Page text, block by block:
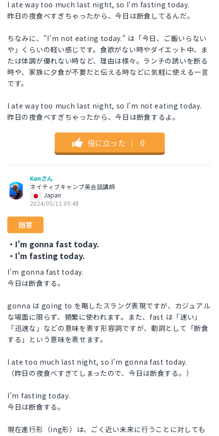
I ate way too much last night, so I'm fasting today.
昨日の夜食べすぎちゃったから、今日は断食してるんだ。
ちなみに、"I'm not eating today." は「今日、ご飯いらない
や」くらいの軽い感じです。食欲がない時やダイエット中、ま
たは体調が優れない時など、理由は様々。ランチの誘いを断る
時や、家族に夕食が不要だと伝える時などに気軽に使える一言
です。
I ate way too much last night, so I'm not eating today.
昨日の夜食べすぎちゃったから、今日は断食するよ。
役に立った ｜ 0
Kenさん
ネイティブキャンプ英会話講師
Japan
2024/05/11 09:48
回答
・I'm gonna fast today.
・I'm fasting today.
I'm gonna fast today.
今日は断食する。
gonna は going to を略したスラング表現ですが、カジュアル
な場面に限らず、頻繁に使われます。また、fast は「速い」
「迅速な」などの意味を表す形容詞ですが、動詞として「断食
する」という意味を表せます。
I ate too much last night, so I'm gonna fast today.
（昨日の夜食べすぎてしまったので、今日は断食する。）
I'm fasting today.
今日は断食する。
現在進行形（ing形）は、ごく近い未来に行うことに対しても